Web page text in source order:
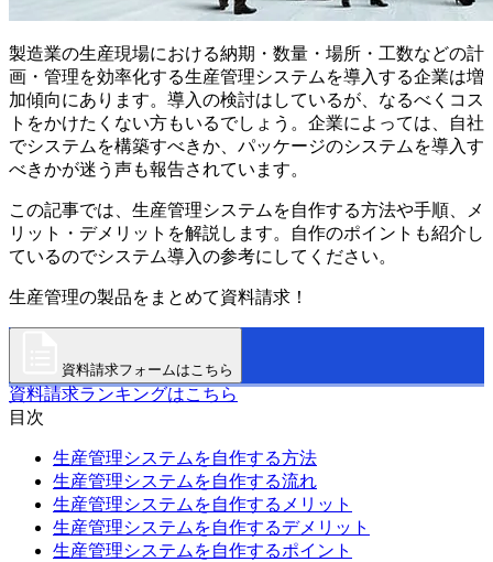
製造業の生産現場における納期・数量・場所・工数などの計
画・管理を効率化する生産管理システムを導入する企業は増
加傾向にあります。導入の検討はしているが、なるべくコス
トをかけたくない方もいるでしょう。企業によっては、自社
でシステムを構築すべきか、パッケージのシステムを導入す
べきかが迷う声も報告されています。
この記事では、生産管理システムを自作する方法や手順、メ
リット・デメリットを解説します。自作のポイントも紹介し
ているのでシステム導入の参考にしてください。
生産管理の製品をまとめて資料請求！
資料請求フォームはこちら
資料請求ランキングはこちら
目次
生産管理システムを自作する方法
生産管理システムを自作する流れ
生産管理システムを自作するメリット
生産管理システムを自作するデメリット
生産管理システムを自作するポイント